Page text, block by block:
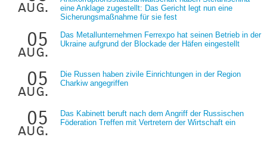
aug.
eine Anklage zugestellt: Das Gericht legt nun eine
Sicherungsmaßnahme für sie fest
05
aug.
Das Metallunternehmen Ferrexpo hat seinen Betrieb in der
Ukraine aufgrund der Blockade der Häfen eingestellt
05
aug.
Die Russen haben zivile Einrichtungen in der Region
Charkiw angegriffen
05
aug.
Das Kabinett beruft nach dem Angriff der Russischen
Föderation Treffen mit Vertretern der Wirtschaft ein